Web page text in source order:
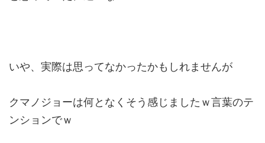
いや、実際は思ってなかったかもしれませんが
クマノジョーは何となくそう感じましたｗ言葉のテ
ンションでｗ